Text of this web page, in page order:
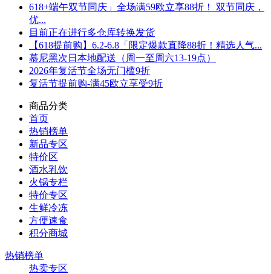
618+端午双节同庆」全场满59欧立享88折！ 双节同庆，
优...
目前正在进行多仓库转换发货
【618提前购】6.2-6.8「限定爆款直降88折！精选人气...
慕尼黑次日本地配送（周一至周六13-19点）
2026年复活节全场无门槛9折
复活节提前购-满45欧立享受9折
商品分类
首页
热销榜单
新品专区
特价区
酒水乳饮
火锅专栏
特价专区
生鲜冷冻
方便速食
积分商城
热销榜单
热卖专区